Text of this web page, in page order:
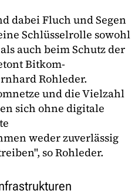
dabei Fluch und Segen
Schlüsselrolle sowohl
auch beim Schutz der
Bitkom-
Rohleder.
und die Vielzahl
sich ohne digitale
weder zuverlässig
so Rohleder.